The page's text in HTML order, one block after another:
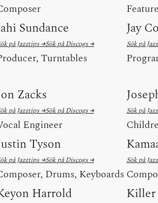
Sundance
på Jazztips →Sök på Discogs →
Turntables
Jay
Sök på
Zacks
på Jazztips →Sök på Discogs →
Engineer
Sök på
Tyson
på Jazztips →Sök på Discogs →
Drums, Keyboards
Sök på
Harrold